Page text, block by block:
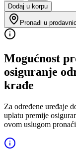
Dodaj u korpu
Pronađi u
Mogućnost
osiguranje
krađe
Za određene uređaje
uplatu premije
ovom uslugom